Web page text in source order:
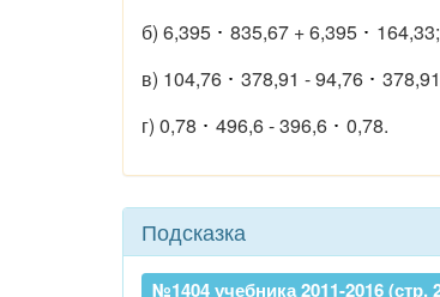
б) 6,395
835,67 + 6,395
164,33;
в) 104,76
378,91 - 94,76
г) 0,78
496,6 - 396,6 0,78.
Подсказка
№1404 учебника 2011-2016 (стр.